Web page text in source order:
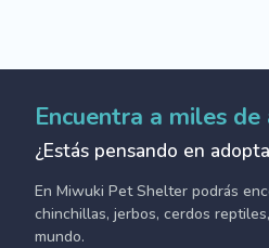
Encuentra a miles
¿Estás pensando en
En Miwuki Pet Shelter podrás
chinchillas, jerbos, cerdos
mundo.